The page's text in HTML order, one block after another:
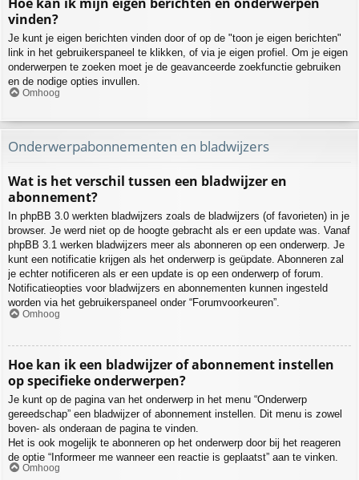
vinden?
Je kunt je eigen berichten vinden door of op de "toon je eigen berichten"
link in het gebruikerspaneel te klikken, of via je eigen profiel. Om je eigen
onderwerpen te zoeken moet je de geavanceerde zoekfunctie gebruiken
en de nodige opties invullen.
Omhoog
Onderwerpabonnementen en bladwijzers
Wat is het verschil tussen een bladwijzer en
abonnement?
In phpBB 3.0 werkten bladwijzers zoals de bladwijzers (of favorieten) in je
browser. Je werd niet op de hoogte gebracht als er een update was. Vanaf
phpBB 3.1 werken bladwijzers meer als abonneren op een onderwerp. Je
kunt een notificatie krijgen als het onderwerp is geüpdate. Abonneren zal
je echter notificeren als er een update is op een onderwerp of forum.
Notificatieopties voor bladwijzers en abonnementen kunnen ingesteld
worden via het gebruikerspaneel onder “Forumvoorkeuren”.
Omhoog
Hoe kan ik een bladwijzer of abonnement instellen
op specifieke onderwerpen?
Je kunt op de pagina van het onderwerp in het menu “Onderwerp
gereedschap” een bladwijzer of abonnement instellen. Dit menu is zowel
boven- als onderaan de pagina te vinden.
Het is ook mogelijk te abonneren op het onderwerp door bij het reageren
de optie “Informeer me wanneer een reactie is geplaatst” aan te vinken.
Omhoog